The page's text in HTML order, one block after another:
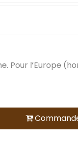
Pour l’Europe